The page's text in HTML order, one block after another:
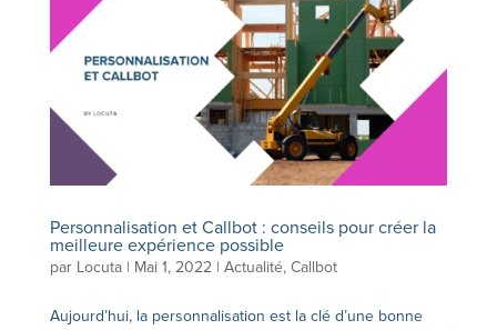
Personnalisation et Callbot : conseils pour créer la
meilleure expérience possible
par Locuta| Mai 1, 2022| Actualité, Callbot
Aujourd’hui, la personnalisation est la clé d’une bonne